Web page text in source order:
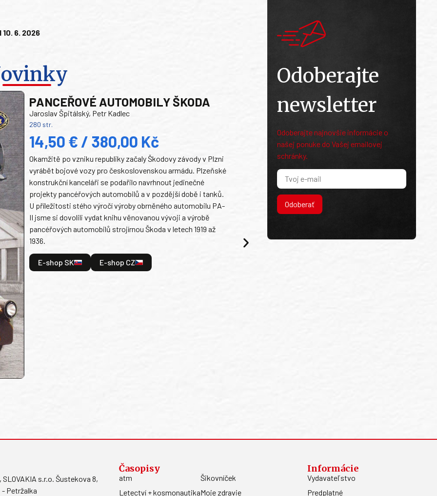
6. 2026
PANCEŘOVÉ AUTOMOBILY ŠKODA
Jaroslav Špitálský, Petr Kadlec
280 str.
14,50 € / 380,00 Kč
Okamžitě po vzniku republiky začaly Škodovy závody v Plzni
vyrábět bojové vozy pro československou armádu. Plzeňské
konstrukční kanceláři se podařilo navrhnout jedinečné
projekty pancéřových automobilů a v pozdější době i tanků.
U příležitosti stého výročí výroby obrněného automobilu PA-
II jsme si dovolili vydat knihu věnovanou vývoji a výrobě
pancéřových automobilů strojírnou Škoda v letech 1919 až
1936.
E-shop SK E-shop CZ
Odoberajte
newsletter
Odoberajte najnovšie informácie o
našej ponuke do Vašej emailovej
schránky.
Odoberať
SLOVAKIA s.r.o. Šustekova 8,
- Petržalka
Časopisy
atm
Letectví + kosmonautika
Šikovníček
Moje zdravie
Informácie
Vydavateľstvo
Predplatné